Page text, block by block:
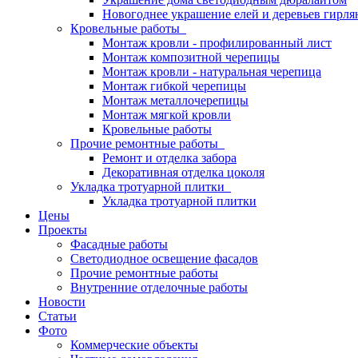
Новогоднее украшение елей и деревьев
Кровельные работы
Монтаж кровли - профилированный лист
Монтаж композитной черепицы
Монтаж кровли - натуральная черепица
Монтаж гибкой черепицы
Монтаж металлочерепицы
Монтаж мягкой кровли
Кровельные работы
Прочие ремонтные работы
Ремонт и отделка забора
Декоративная отделка цоколя
Укладка тротуарной плитки
Укладка тротуарной плитки
Цены
Проекты
Фасадные работы
Светодиодное освещение фасадов
Прочие ремонтные работы
Внутренние отделочные работы
Новости
Статьи
Фото
Коммерческие объекты